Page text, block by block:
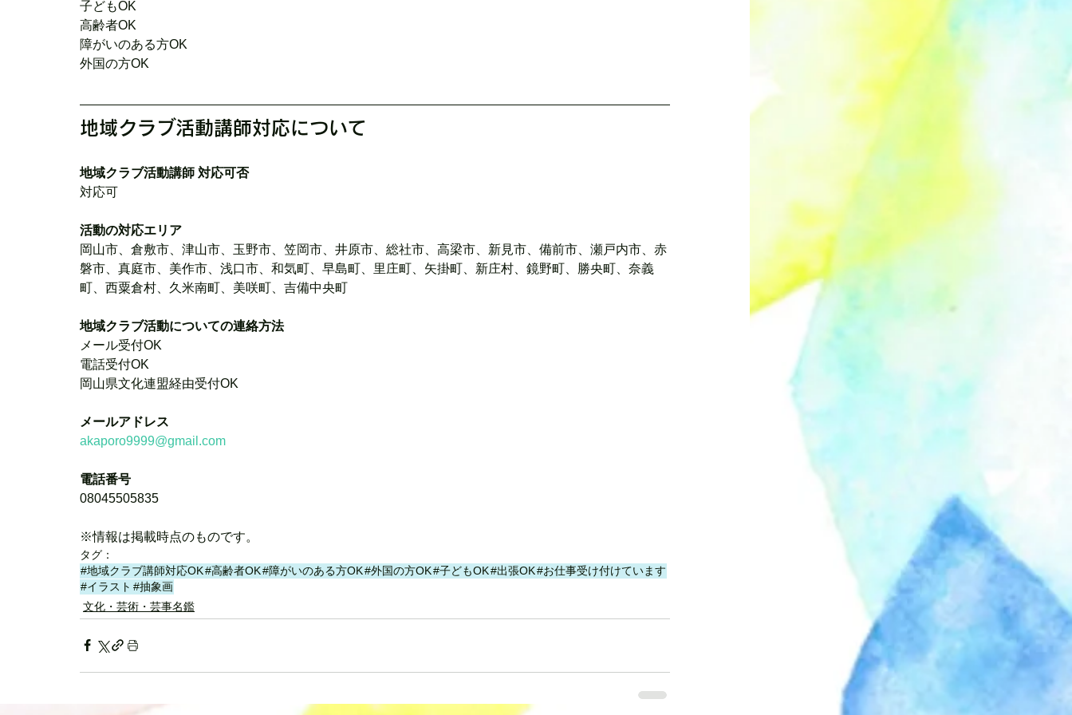
子どもOK
高齢者OK
障がいのある方OK
外国の方OK
地域クラブ活動講師対応について
地域クラブ活動講師 対応可否
対応可
活動の対応エリア
岡山市、倉敷市、津山市、玉野市、笠岡市、井原市、総社市、高梁市、新見市、備前市、瀬戸内市、赤
磐市、真庭市、美作市、浅口市、和気町、早島町、里庄町、矢掛町、新庄村、鏡野町、勝央町、奈義
町、西粟倉村、久米南町、美咲町、吉備中央町
地域クラブ活動についての連絡方法
メール受付OK
電話受付OK
岡山県文化連盟経由受付OK
メールアドレス
akaporo9999@gmail.com
電話番号
08045505835
※情報は掲載時点のものです。
タグ：
#地域クラブ講師対応OK#高齢者OK#障がいのある方OK#外国の方OK#子どもOK#出張OK#お仕事受け付けています
#イラスト #抽象画
文化・芸術・芸事名鑑